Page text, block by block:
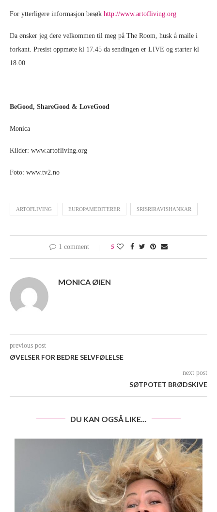
For ytterligere informasjon besøk http://www.artofliving.org
Da ønsker jeg dere velkommen til meg på The Room, husk å maile i
forkant. Presist oppmøte kl 17.45 da sendingen er LIVE og starter kl
18.00
BeGood, ShareGood & LoveGood
Monica
Kilder: www.artofliving.org
Foto: www.tv2.no
ARTOFLIVING EUROPAMEDITERER SRISRIRAVISHANKAR
1 comment 5
MONICA ØIEN
previous post
ØVELSER FOR BEDRE SELVFØLELSE
next post
SØTPOTET BRØDSKIVE
DU KAN OGSÅ LIKE...